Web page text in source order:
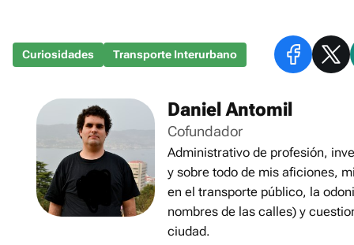
Curiosidades Transporte Interurbano
Daniel Antomil
Cofundador
Administrativo de profesión,
y sobre todo de mis aficiones,
en el transporte público, la
nombres de las calles) y
ciudad.